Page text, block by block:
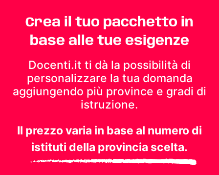
Crea il tuo pacchetto in
base alle tue esigenze
Docenti.it ti dà la possibilità di
personalizzare la tua domanda
aggiungendo più province e gradi di
istruzione.
Il prezzo varia in base al numero di
istituti della provincia scelta.